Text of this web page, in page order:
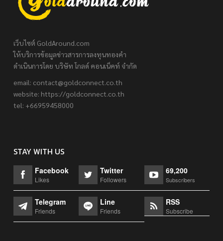
เว็บไซต์ GoldAround.com
ให้บริการข้อมูลข่าวสารการลงทุนทองคำ
ดำเนินการโดย บริษัท โกลด์ คอนเน็คท์ จำกัด
email: contact@goldconnect.co.th
website: https://goldconnect.co.th
tel: +66959458000
STAY WITH US
Facebook
Likes
Twitter
Followers
69,200
Subscribers
Telegram
Friends
Line
Friends
RSS
Subscribe